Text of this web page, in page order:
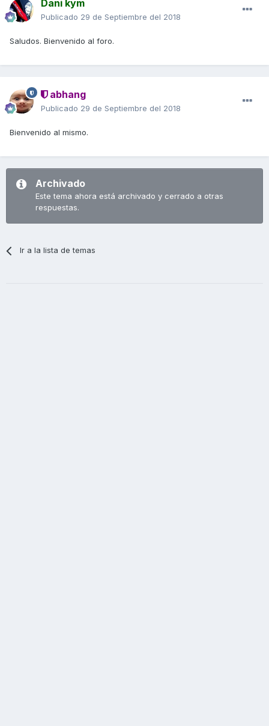
Dani kym
Publicado 29 de Septiembre del 2018
Saludos. Bienvenido al foro.
abhang
Publicado 29 de Septiembre del 2018
Bienvenido al mismo.
Archivado
Este tema ahora está archivado y cerrado a otras
respuestas.
Ir a la lista de temas